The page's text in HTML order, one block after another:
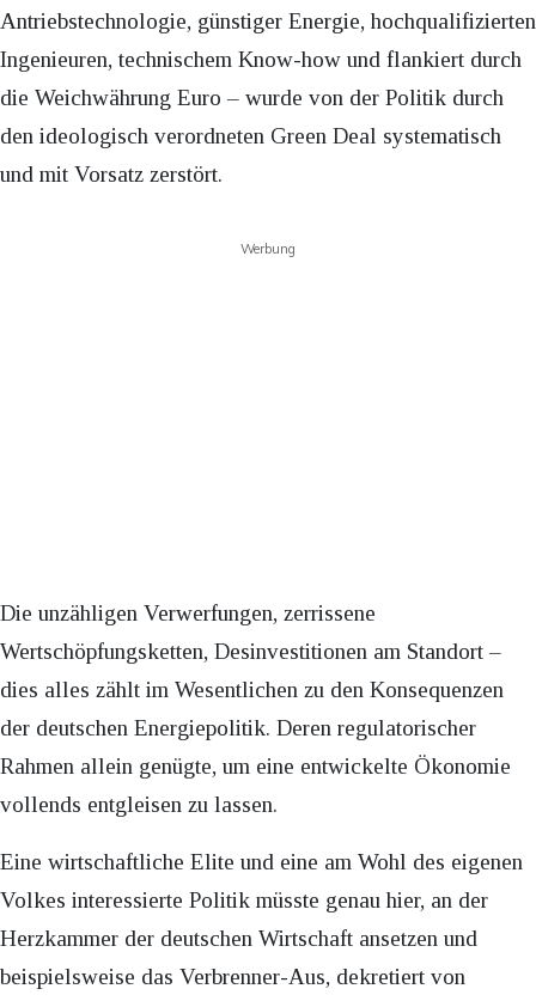
Antriebstechnologie, günstiger Energie, hochqualifizierten
Ingenieuren, technischem Know-how und flankiert durch
die Weichwährung Euro – wurde von der Politik durch
den ideologisch verordneten Green Deal systematisch
und mit Vorsatz zerstört.
Werbung
Die unzähligen Verwerfungen, zerrissene
Wertschöpfungsketten, Desinvestitionen am Standort –
dies alles zählt im Wesentlichen zu den Konsequenzen
der deutschen Energiepolitik. Deren regulatorischer
Rahmen allein genügte, um eine entwickelte Ökonomie
vollends entgleisen zu lassen.
Eine wirtschaftliche Elite und eine am Wohl des eigenen
Volkes interessierte Politik müsste genau hier, an der
Herzkammer der deutschen Wirtschaft ansetzen und
beispielsweise das Verbrenner-Aus, dekretiert von